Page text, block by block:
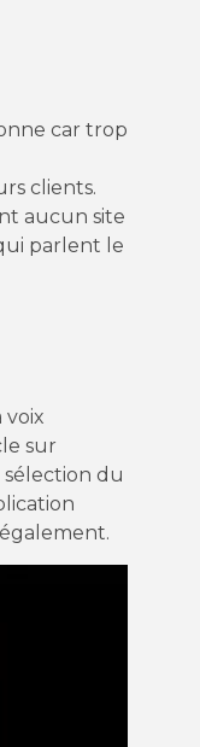
car trop
clients.
aucun site
parlent le
voix
sur
du